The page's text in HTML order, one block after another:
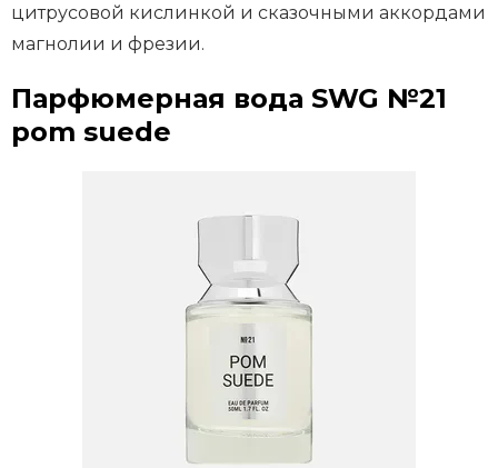
цитрусовой кислинкой и сказочными аккордами
магнолии и фрезии.
Парфюмерная вода SWG №21
pom suede